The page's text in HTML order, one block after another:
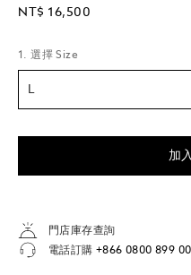
NT$ 16,500
1. 選擇 Size
加
門店庫存查詢
電話訂購 +866 0800 899